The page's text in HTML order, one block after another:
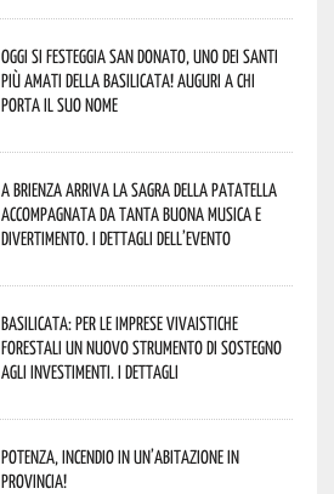
Oggi si festeggia San Donato, uno dei Santi
più amati della Basilicata! Auguri a chi
porta il suo nome
A Brienza arriva la Sagra della Patatella
accompagnata da tanta buona musica e
divertimento. I dettagli dell’evento
Basilicata: per le imprese vivaistiche
forestali un nuovo strumento di sostegno
agli investimenti. I dettagli
Potenza, incendio in un’abitazione in
provincia!